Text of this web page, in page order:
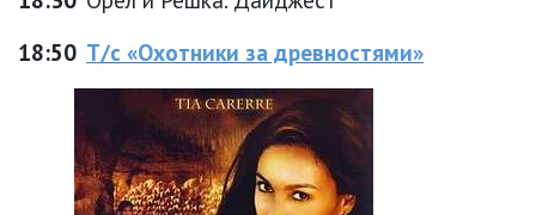
18:50 Т/с «Охотники за древностями»